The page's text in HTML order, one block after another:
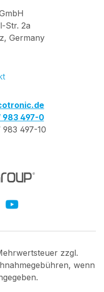
Str. 2a
Germany
983 497-0
497-10
zzgl.
wenn